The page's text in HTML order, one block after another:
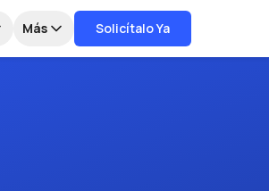
Más Solicítalo Ya